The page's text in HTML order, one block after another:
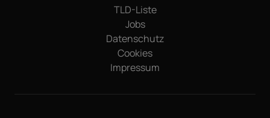
TLD-Liste
Jobs
Datenschutz
Cookies
Impressum